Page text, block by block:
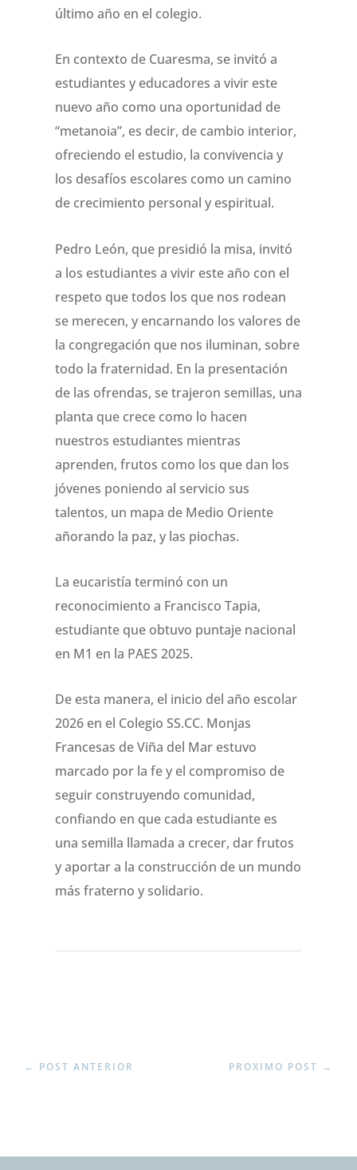
último año en el colegio.
En contexto de Cuaresma, se invitó a
estudiantes y educadores a vivir este
nuevo año como una oportunidad de
“metanoia”, es decir, de cambio interior,
ofreciendo el estudio, la convivencia y
los desafíos escolares como un camino
de crecimiento personal y espiritual.
Pedro León, que presidió la misa, invitó
a los estudiantes a vivir este año con el
respeto que todos los que nos rodean
se merecen, y encarnando los valores de
la congregación que nos iluminan, sobre
todo la fraternidad. En la presentación
de las ofrendas, se trajeron semillas, una
planta que crece como lo hacen
nuestros estudiantes mientras
aprenden, frutos como los que dan los
jóvenes poniendo al servicio sus
talentos, un mapa de Medio Oriente
añorando la paz, y las piochas.
La eucaristía terminó con un
reconocimiento a Francisco Tapia,
estudiante que obtuvo puntaje nacional
en M1 en la PAES 2025.
De esta manera, el inicio del año escolar
2026 en el Colegio SS.CC. Monjas
Francesas de Viña del Mar estuvo
marcado por la fe y el compromiso de
seguir construyendo comunidad,
confiando en que cada estudiante es
una semilla llamada a crecer, dar frutos
y aportar a la construcción de un mundo
más fraterno y solidario.
← POST ANTERIOR PROXIMO POST →